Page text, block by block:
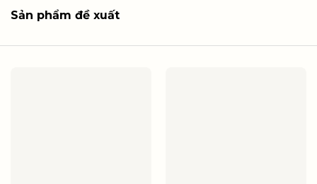
Sản phẩm đề xuất